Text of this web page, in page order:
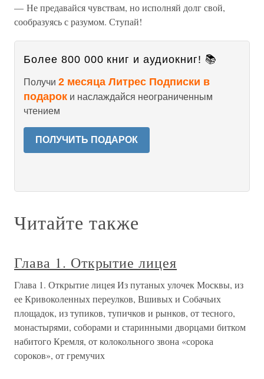
— Не предавайся чувствам, но исполняй долг свой,
сообразуясь с разумом. Ступай!
Более 800 000 книг и аудиокниг! 📚
Получи 2 месяца Литрес Подписки в
подарок и наслаждайся неограниченным
чтением
ПОЛУЧИТЬ ПОДАРОК
Читайте также
Глава 1. Открытие лицея
Глава 1. Открытие лицея Из путаных улочек Москвы, из
ее Кривоколенных переулков, Вшивых и Собачьих
площадок, из тупиков, тупичков и рынков, от тесного,
монастырями, соборами и старинными дворцами битком
набитого Кремля, от колокольного звона «сорока
сороков», от гремучих